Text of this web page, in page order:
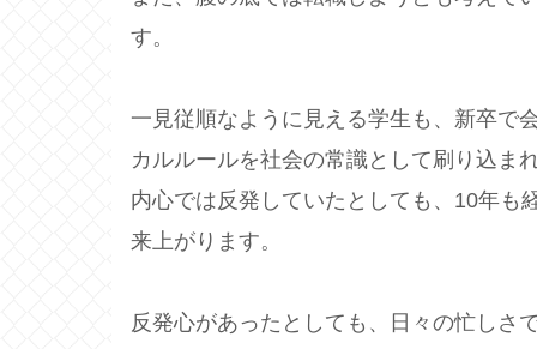
す。
一見従順なように見える学生も、新卒で
カルルールを社会の常識として刷り込ま
内心では反発していたとしても、10年も
来上がります。
反発心があったとしても、日々の忙しさ